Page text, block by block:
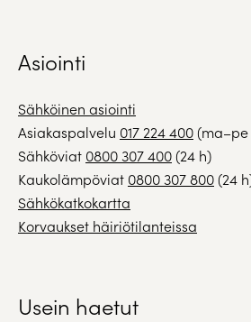
Asiointi
Sähköinen asiointi
Asiakaspalvelu 017 224 400(ma–pe
Sähköviat 0800 307 400(24 h)
Kaukolämpöviat 0800 307 800(24
Sähkökatkokartta
Korvaukset häiriötilanteissa
Usein haetut